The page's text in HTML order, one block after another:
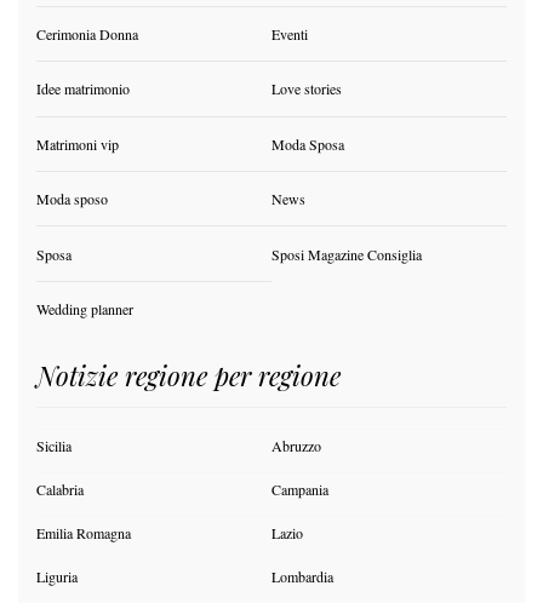
Cerimonia Donna Eventi
Idee matrimonio Love stories
Matrimoni vip Moda Sposa
Moda sposo News
Sposa Sposi Magazine Consiglia
Wedding planner
Notizie regione per regione
Sicilia Abruzzo
Calabria Campania
Emilia Romagna Lazio
Liguria Lombardia